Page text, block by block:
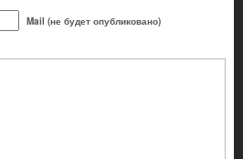
Mail (не будет опубликовано)